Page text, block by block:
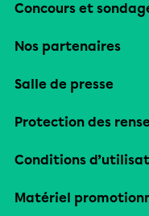
Concours et
Nos partenaires
Salle de presse
Protection des
Conditions
Matériel